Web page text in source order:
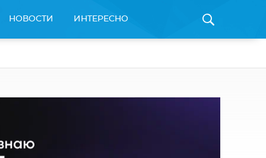
НОВОСТИ ИНТЕРЕСНО